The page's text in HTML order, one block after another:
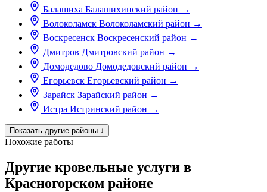
Балашиха Балашихинский район →
Волоколамск Волоколамский район →
Воскресенск Воскресенский район →
Дмитров Дмитровский район →
Домодедово Домодедовский район →
Егорьевск Егорьевский район →
Зарайск Зарайский район →
Истра Истринский район →
Показать другие районы ↓
Похожие работы
Другие кровельные услуги в
Красногорском районе